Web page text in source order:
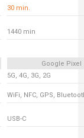
30 min.
1440 min
Google Pixel
5G, 4G, 3G, 2G
WiFi, NFC, GPS,
USB-C